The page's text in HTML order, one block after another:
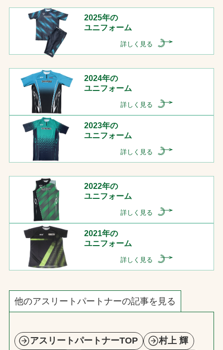
2025年の
ユニフォーム
詳しく見る
2024年の
ユニフォーム
詳しく見る
2023年の
ユニフォーム
詳しく見る
2022年の
ユニフォーム
詳しく見る
2021年の
ユニフォーム
詳しく見る
他のアスリートパートナーの記事を見る
アスリートパートナーTOP
村上 輝